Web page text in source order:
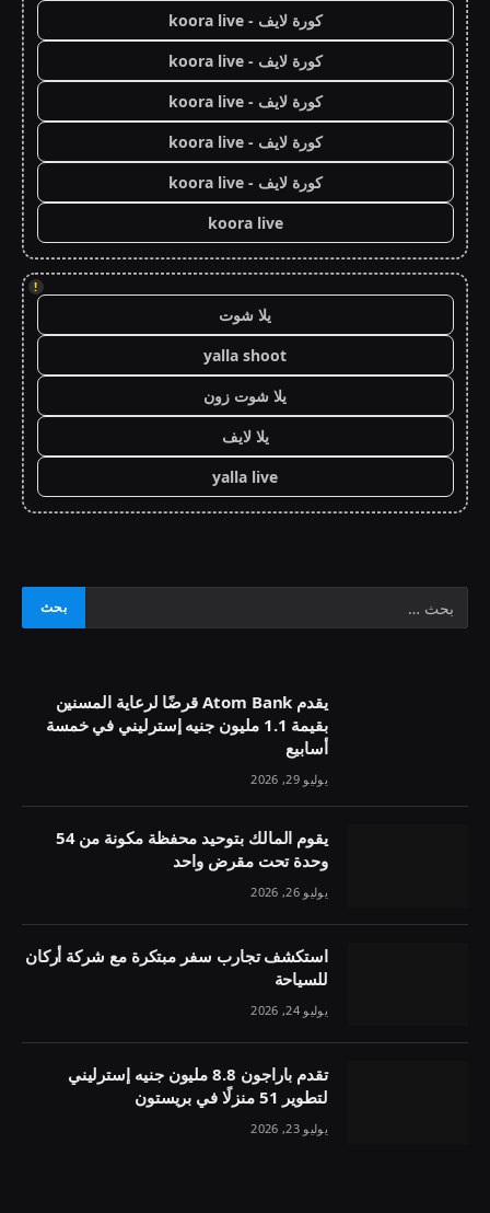
كورة لايف - koora live
كورة لايف - koora live
كورة لايف - koora live
كورة لايف - koora live
كورة لايف - koora live
koora live
!
يلا شوت
yalla shoot
يلا شوت زون
يلا لايف
yalla live
يقدم Atom Bank قرضًا لرعاية المسنين
بقيمة 1.1 مليون جنيه إسترليني في خمسة
أسابيع
يوليو 29, 2026
يقوم المالك بتوحيد محفظة مكونة من 54
وحدة تحت مقرض واحد
يوليو 26, 2026
استكشف تجارب سفر مبتكرة مع شركة أركان
للسياحة
يوليو 24, 2026
تقدم باراجون 8.8 مليون جنيه إسترليني
لتطوير 51 منزلًا في بريستون
يوليو 23, 2026